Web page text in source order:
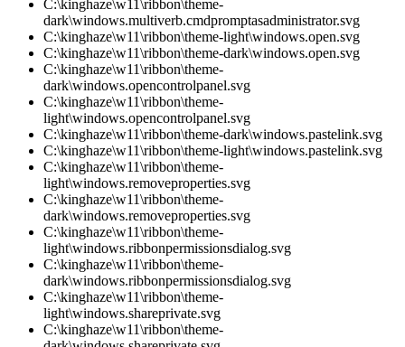
C:\kinghaze\w11\ribbon\theme-
dark\windows.multiverb.cmdpromptasadministrator.svg
C:\kinghaze\w11\ribbon\theme-light\windows.open.svg
C:\kinghaze\w11\ribbon\theme-dark\windows.open.svg
C:\kinghaze\w11\ribbon\theme-
dark\windows.opencontrolpanel.svg
C:\kinghaze\w11\ribbon\theme-
light\windows.opencontrolpanel.svg
C:\kinghaze\w11\ribbon\theme-dark\windows.pastelink.svg
C:\kinghaze\w11\ribbon\theme-light\windows.pastelink.svg
C:\kinghaze\w11\ribbon\theme-
light\windows.removeproperties.svg
C:\kinghaze\w11\ribbon\theme-
dark\windows.removeproperties.svg
C:\kinghaze\w11\ribbon\theme-
light\windows.ribbonpermissionsdialog.svg
C:\kinghaze\w11\ribbon\theme-
dark\windows.ribbonpermissionsdialog.svg
C:\kinghaze\w11\ribbon\theme-
light\windows.shareprivate.svg
C:\kinghaze\w11\ribbon\theme-